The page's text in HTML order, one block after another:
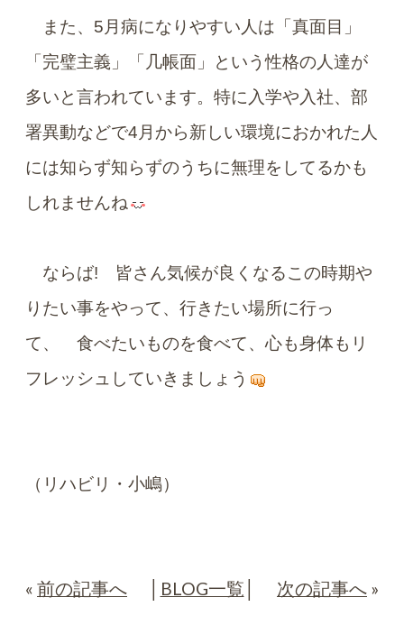
また、5月病になりやすい人は「真面目」
「完璧主義」「几帳面」という性格の人達が
多いと言われています。特に入学や入社、部
署異動などで4月から新しい環境におかれた人
には知らず知らずのうちに無理をしてるかも
しれませんね
ならば! 皆さん気候が良くなるこの時期や
りたい事をやって、行きたい場所に行っ
て、 食べたいものを食べて、心も身体もリ
フレッシュしていきましょう
（リハビリ・小嶋）
« 前の記事へ BLOG一覧 次の記事へ »